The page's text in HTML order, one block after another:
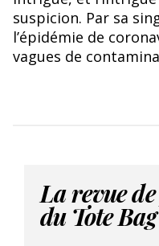
suspicion. Par sa
l’épidémie de
vagues de
La revue
du Tote